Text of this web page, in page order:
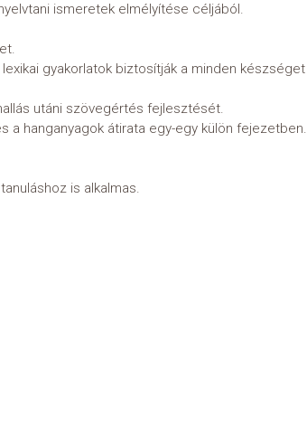
ismeretek elmélyítése céljából.
gyakorlatok biztosítják a minden készséget
utáni szövegértés fejlesztését.
a hanganyagok átirata egy-egy külön fejezetben.
is alkalmas.